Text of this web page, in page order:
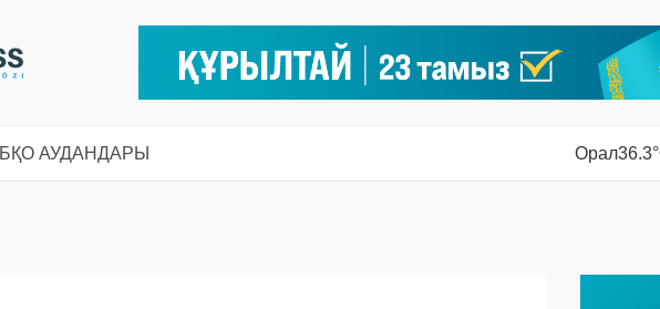
БҚО АУДАНДАРЫ Орал36.3°